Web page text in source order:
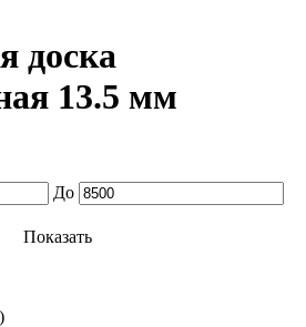
доска
13.5 мм
До
Показать